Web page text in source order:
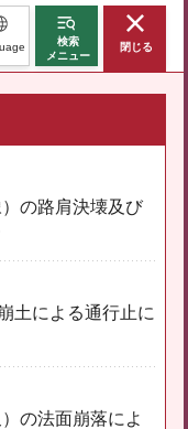
検索
メニュー
閉じる
の路肩決壊及び
土による通行止に
の法面崩落によ